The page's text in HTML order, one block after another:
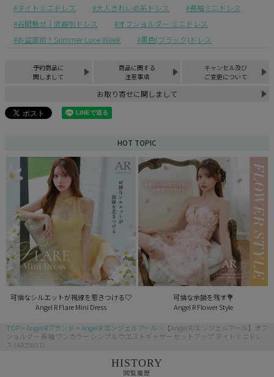
タイトミニドレス 大人きれいめ系ドレス
長袖ミニドレス
谷間魅せ｜武器別ドレス
オフショルダー ミニドレス
お盆直前！Summer Luxe Week
黒色(ブラック)ドレス
予約商品に
関しまして
商品に関する
注意事項
キャンセル及び
ご変更について
お取り寄せに関しまして
HOT TOPIC
可憐なシルエットが視線を惹きつける♡
Angel R Flare Mini Dress
可憐な余韻を残す💐
Angel R Flower Style
TOP Angel Rブランド Angel R エンジェルアール
【Angel R/エンジェルアール】オフ
ショルダー 長袖 ワンカラー シンプル ウエストギャザー セットアップ タイトミニドレ
ス (AR25851)
HISTORY
閲覧履歴